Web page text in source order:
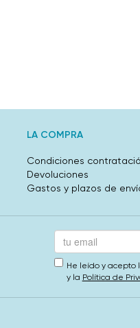
LA COMPRA
Condiciones
Devoluciones
Gastos y plazos de
He leído y acepto
y la Política de